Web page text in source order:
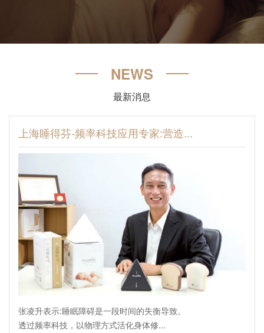
NEWS
最新消息
上海睡得芬-频率科技应用专家:营造...
张凌升表示:睡眠障碍是一段时间的失衡导致。
透过频率科技，以物理方式活化身体修...